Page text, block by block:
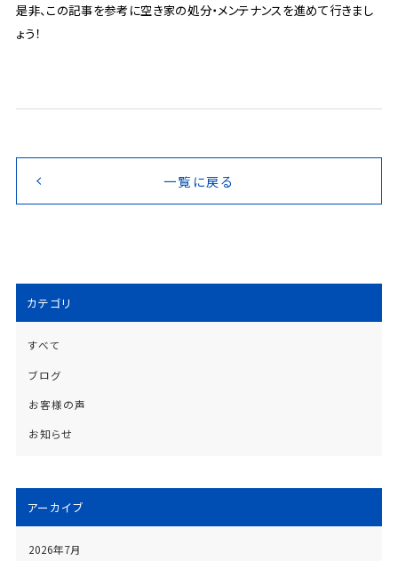
是非、この記事を参考に空き家の処分・メンテナンスを進めて行きまし
ょう！
一覧に戻る
カテゴリ
すべて
ブログ
お客様の声
お知らせ
アーカイブ
2026年7月